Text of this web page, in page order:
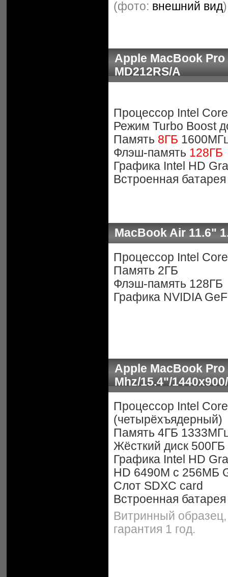
(фото: внешний вид
Apple MacBook
MD212RS/A
Процессор Intel
Режим Turbo Boost
Память 8ГБ
Флэш-память 128ГБ
Графика Intel HD
Встроенная
MacBook Air 11.6"
Процессор Intel
Память 2ГБ
Флэш-память 128ГБ
Графика NVIDIA
Apple MacBook Pro
Mhz/15.4"/
Процессор Intel
(четырёхъядерный)
Память 4ГБ
Жёсткий диск
Графика Intel HD
HD 6490M с 256МБ
Слот SDXC card
Встроенная
Витринный
гарантия 1 год.